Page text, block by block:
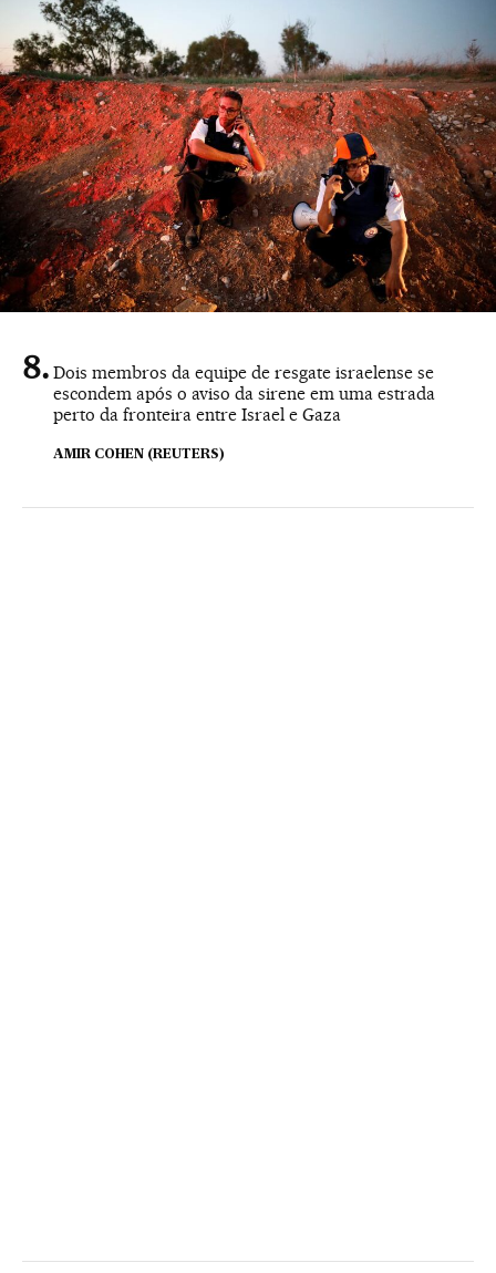
Dois membros da equipe de resgate israelense se
escondem após o aviso da sirene em uma estrada
perto da fronteira entre Israel e Gaza
AMIR COHEN (REUTERS)